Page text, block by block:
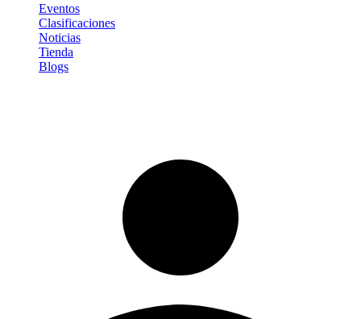
Eventos
Clasificaciones
Noticias
Tienda
Blogs